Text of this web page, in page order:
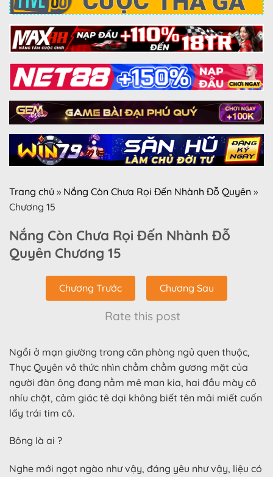
Trang chủ » Nắng Còn Chưa Rọi Đến Nhành Đỗ Quyên »
Chương 15
Nắng Còn Chưa Rọi Đến Nhành Đỗ
Quyên Chương 15
Chương Trước Chương Sau
Rate this post
Ngồi ở mạn giường trong căn phòng ngủ quen thuộc,
Thục Quyên vô thức nhìn chằm chằm gương mặt của
người đàn ông đang nằm mê man kia, hai đầu mày cô
nhíu chặt, cảm giác tê dại không biết tên mải miết cuốn
lấy trái tim cô.
Bông là ai ?
Nghe mới ngọt ngào như vậy, đáng yêu như vậy, liệu có